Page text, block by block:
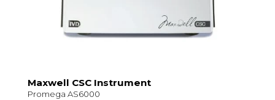
Maxwell CSC Instrument
Promega AS6000